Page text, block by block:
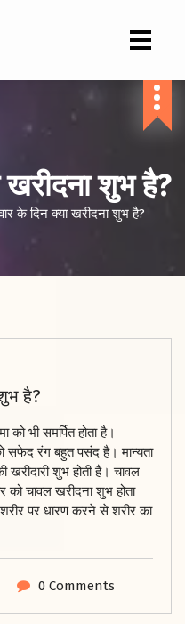
खरीदना शुभ है?
के दिन क्या खरीदना शुभ है?
है?
भी समर्पित होता है।
सफेद रंग बहुत पसंद है। मान्यता
शुभ होती है। चावल
को चावल खरीदना शुभ होता
पर धारण करने से शरीर का
0 Comments